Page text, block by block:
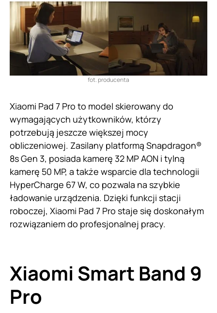
fot. producenta
Xiaomi Pad 7 Pro to model skierowany do
wymagających użytkowników, którzy
potrzebują jeszcze większej mocy
obliczeniowej. Zasilany platformą Snapdragon®
8s Gen 3, posiada kamerę 32 MP AON i tylną
kamerę 50 MP, a także wsparcie dla technologii
HyperCharge 67 W, co pozwala na szybkie
ładowanie urządzenia. Dzięki funkcji stacji
roboczej, Xiaomi Pad 7 Pro staje się doskonałym
rozwiązaniem do profesjonalnej pracy.
Xiaomi Smart Band 9
Pro